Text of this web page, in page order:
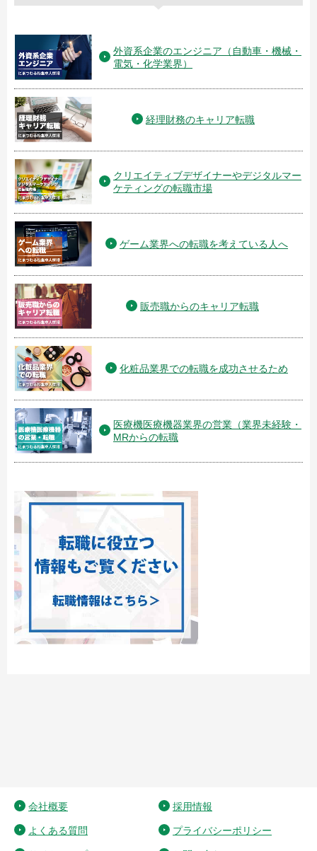
外資系企業のエンジニア（自動車・機械・
電気・化学業界）
経理財務のキャリア転職
クリエイティブデザイナーやデジタルマー
ケティングの転職市場
ゲーム業界への転職を考えている人へ
販売職からのキャリア転職
化粧品業界での転職を成功させるため
医療機医療機器業界の営業（業界未経験・
MRからの転職
会社概要 採用情報
よくある質問 プライバシーポリシー